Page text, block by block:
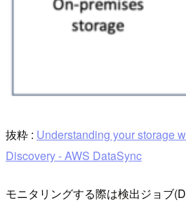
抜粋 : Understanding your storage
Discovery - AWS DataSync
モニタリングする際は検出ジョブ